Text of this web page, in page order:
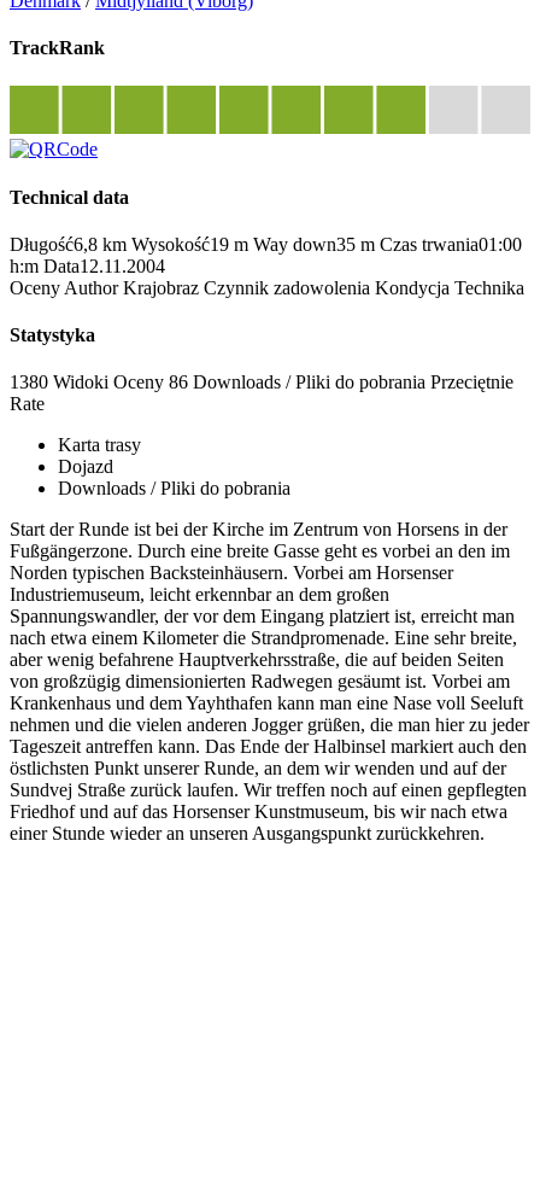
TrackRank
Technical data
Długość6,8 km Wysokość19 m Way down35 m Czas trwania01:00
h:m Data12.11.2004
Oceny Author Krajobraz Czynnik zadowolenia Kondycja Technika
Statystyka
1380 Widoki Oceny 86 Downloads / Pliki do pobrania Przeciętnie
Rate
Karta trasy
Dojazd
Downloads / Pliki do pobrania
Start der Runde ist bei der Kirche im Zentrum von Horsens in der
Fußgängerzone. Durch eine breite Gasse geht es vorbei an den im
Norden typischen Backsteinhäusern. Vorbei am Horsenser
Industriemuseum, leicht erkennbar an dem großen
Spannungswandler, der vor dem Eingang platziert ist, erreicht man
nach etwa einem Kilometer die Strandpromenade. Eine sehr breite,
aber wenig befahrene Hauptverkehrsstraße, die auf beiden Seiten
von großzügig dimensionierten Radwegen gesäumt ist. Vorbei am
Krankenhaus und dem Yayhthafen kann man eine Nase voll Seeluft
nehmen und die vielen anderen Jogger grüßen, die man hier zu jeder
Tageszeit antreffen kann. Das Ende der Halbinsel markiert auch den
östlichsten Punkt unserer Runde, an dem wir wenden und auf der
Sundvej Straße zurück laufen. Wir treffen noch auf einen gepflegten
Friedhof und auf das Horsenser Kunstmuseum, bis wir nach etwa
einer Stunde wieder an unseren Ausgangspunkt zurückkehren.